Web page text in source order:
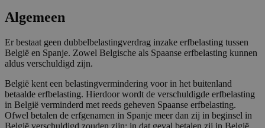
Algemeen
Er bestaat geen dubbelbelastingverdrag inzake erfbelasting tussen
België en Spanje. Zowel Belgische als Spaanse erfbelasting kunnen
aldus verschuldigd zijn.
België kent een belastingvermindering voor in het buitenland
betaalde erfbelasting. Hierdoor wordt de verschuldigde erfbelasting
in België verminderd met reeds geheven Spaanse erfbelasting.
Ofwel betalen de erfgenamen in Spanje meer dan zij in beginsel in